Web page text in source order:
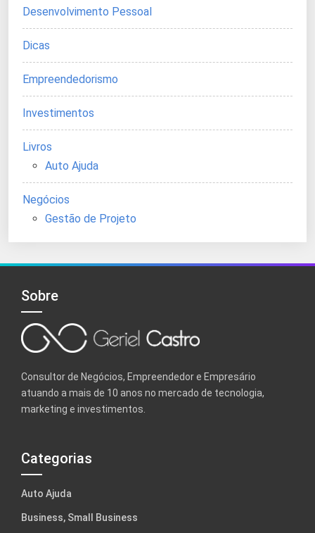
Desenvolvimento Pessoal
Dicas
Empreendedorismo
Investimentos
Livros
Auto Ajuda
Negócios
Gestão de Projeto
Sobre
Consultor de Negócios, Empreendedor e Empresário
atuando a mais de 10 anos no mercado de tecnologia,
marketing e investimentos.
Categorias
Auto Ajuda
Business, Small Business